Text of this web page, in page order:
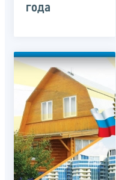
года